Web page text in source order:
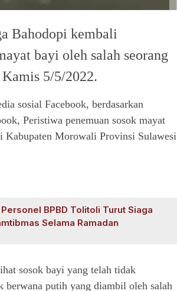
Bahodopi kembali
bayi oleh salah seorang
5/5/2022.
sosial Facebook, berdasarkan
Peristiwa penemuan sosok mayat
Morowali Provinsi Sulawesi
Personel BPBD Tolitoli Turut Siaga
Selama Ramadan
sosok bayi yang telah tidak
putih yang diambil oleh salah